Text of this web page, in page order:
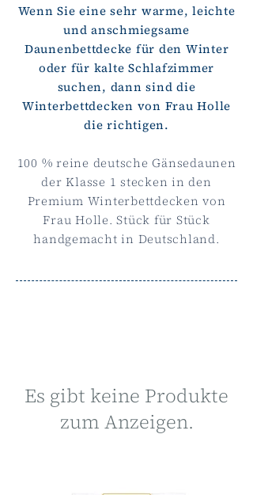
Wenn Sie eine sehr warme, leichte
und anschmiegsame
Daunenbettdecke für den Winter
oder für kalte Schlafzimmer
suchen, dann sind die
Winterbettdecken von Frau Holle
die richtigen.
100 % reine deutsche Gänsedaunen
der Klasse 1 stecken in den
Premium Winterbettdecken von
Frau Holle. Stück für Stück
handgemacht in Deutschland.
Es gibt keine Produkte
zum Anzeigen.